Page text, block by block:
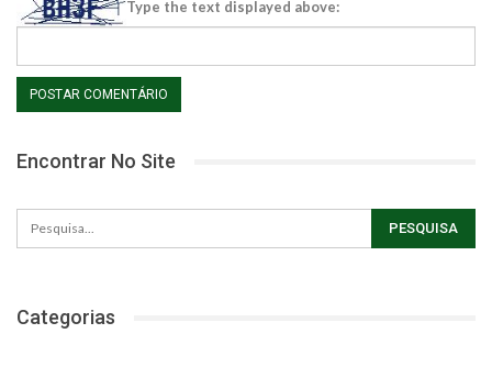
Type the text displayed above:
Encontrar No Site
Categorias